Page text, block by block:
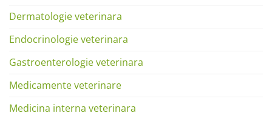
Dermatologie veterinara
Endocrinologie veterinara
Gastroenterologie veterinara
Medicamente veterinare
Medicina interna veterinara